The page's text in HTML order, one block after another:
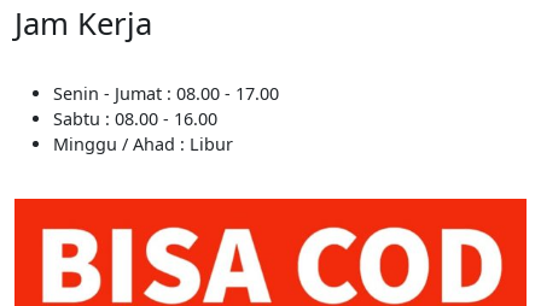
Jam Kerja
Senin - Jumat : 08.00 - 17.00
Sabtu : 08.00 - 16.00
Minggu / Ahad : Libur